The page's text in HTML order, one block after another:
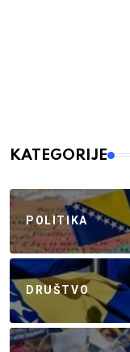
KATEGORIJE
POLITIKA
DRUŠTVO